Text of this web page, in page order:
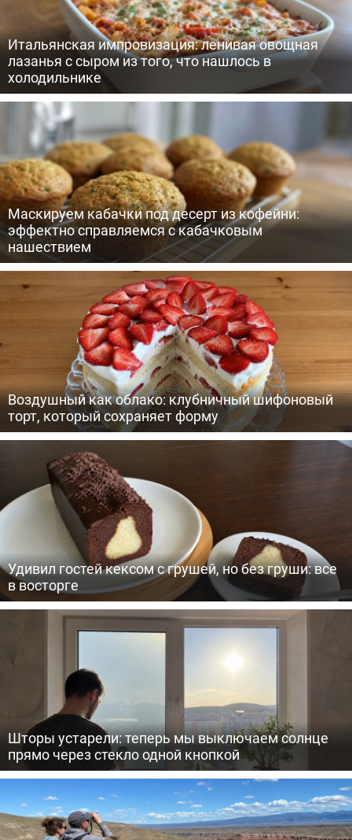
Итальянская импровизация: ленивая овощная
лазанья с сыром из того, что нашлось в
холодильнике
Маскируем кабачки под десерт из кофейни:
эффектно справляемся с кабачковым
нашествием
Воздушный как облако: клубничный шифоновый
торт, который сохраняет форму
Удивил гостей кексом с грушей, но без груши: все
в восторге
Шторы устарели: теперь мы выключаем солнце
прямо через стекло одной кнопкой